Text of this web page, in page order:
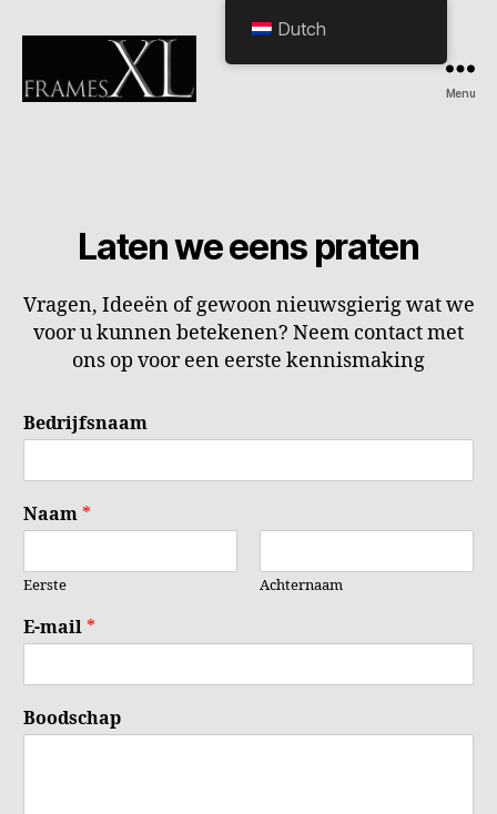
Menu
Laten we eens praten
Vragen, Ideeën of gewoon nieuwsgierig wat we
voor u kunnen betekenen? Neem contact met
ons op voor een eerste kennismaking
Bedrijfsnaam
Naam *
Eerste Achternaam
E-mail *
Boodschap
Dutch